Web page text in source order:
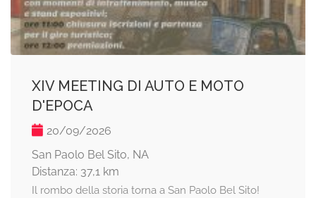
XIV MEETING DI AUTO E MOTO
D'EPOCA
20/09/2026
San Paolo Bel Sito, NA
Distanza: 37,1 km
Il rombo della storia torna a San Paolo Bel Sito!